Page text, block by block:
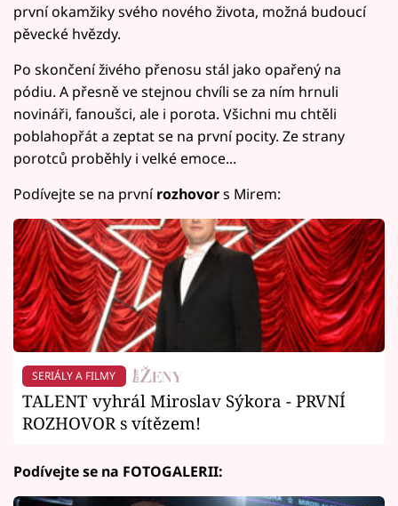
první okamžiky svého nového života, možná budoucí
pěvecké hvězdy.
Po skončení živého přenosu stál jako opařený na
pódiu. A přesně ve stejnou chvíli se za ním hrnuli
novináři, fanoušci, ale i porota. Všichni mu chtěli
poblahopřát a zeptat se na první pocity. Ze strany
porotců proběhly i velké emoce...
Podívejte se na prvnírozhovors Mirem:
SERIÁLY A FILMY
TALENT vyhrál Miroslav Sýkora - PRVNÍ
ROZHOVOR s vítězem!
Podívejte se na FOTOGALERII: